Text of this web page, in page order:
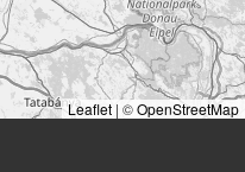
Leaflet | ©OpenStreetMap